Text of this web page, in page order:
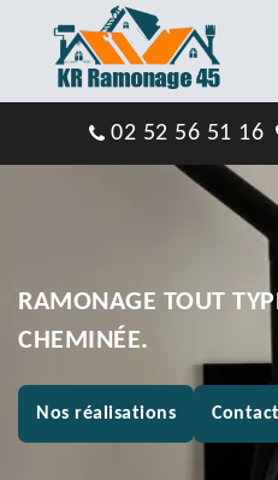
02 52 56 51 16
RAMONAGE TOUT
CHEMINÉE.
Nos réalisations